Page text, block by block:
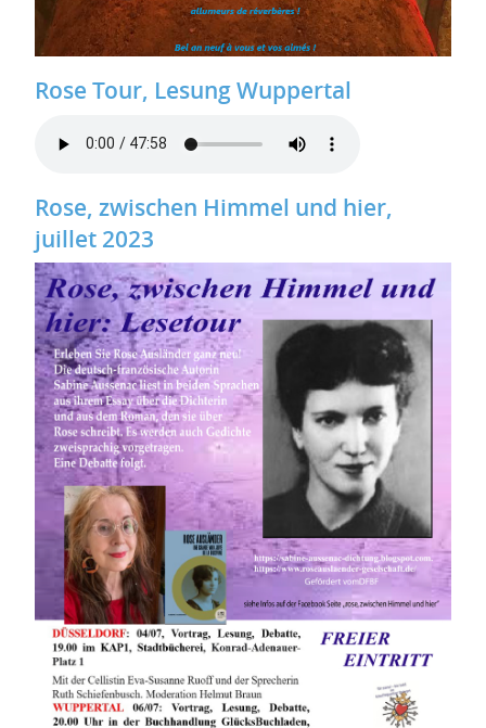
Rose Tour, Lesung Wuppertal
Rose, zwischen Himmel und hier,
juillet 2023